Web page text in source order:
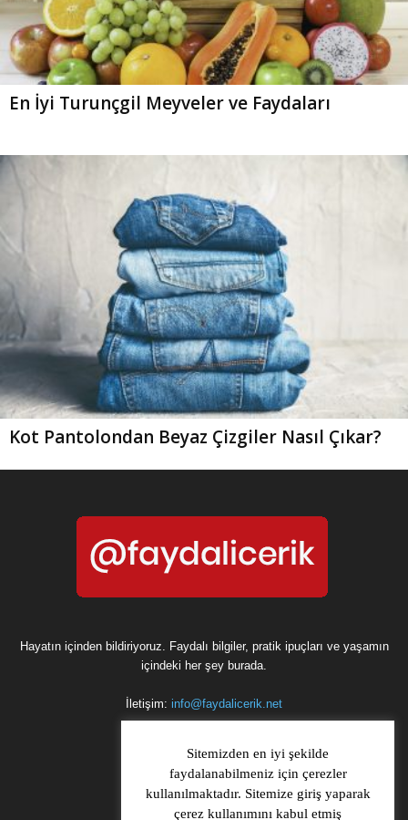
En İyi Turunçgil Meyveler ve Faydaları
Kot Pantolondan Beyaz Çizgiler Nasıl Çıkar?
Hayatın içinden bildiriyoruz. Faydalı bilgiler, pratik ipuçları ve yaşamın
içindeki her şey burada.
İletişim: info@faydalicerik.net
Sitemizden en iyi şekilde
faydalanabilmeniz için çerezler
kullanılmaktadır. Sitemize giriş yaparak
çerez kullanımını kabul etmiş